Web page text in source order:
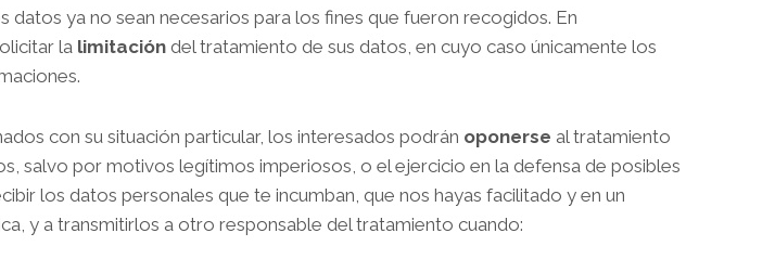
ya no sean necesarios para los fines que fueron recogidos. En
la limitación del tratamiento de sus datos, en cuyo caso únicamente los
con su situación particular, los interesados podrán oponerse al tratamiento
salvo por motivos legítimos imperiosos, o el ejercicio en la defensa de posibles
los datos personales que te incumban, que nos hayas facilitado y en un
y a transmitirlos a otro responsable del tratamiento cuando: